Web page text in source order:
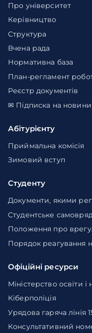
Про університет
Керівництво
Структура
Вчена рада
Нормативна база
План-регламент
Реєстр документів
✉ Підписка на новини
Абітурієнту
Приймальна комісія
Зимовий вступ
Студенту
Документи, якими
Студентське
Положення про
Порядок реагування
Офіційні ресурси
Міністерство освіти
Кіберполіція
Урядова гаряча лінія
Консультативний